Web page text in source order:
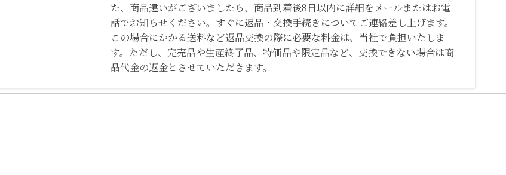
た、商品違いがございましたら、商品到着後8日以内に詳細をメールまたはお電
話でお知らせください。すぐに返品・交換手続きについてご連絡差し上げます。
この場合にかかる送料など返品交換の際に必要な料金は、当社で負担いたしま
す。ただし、完売品や生産終了品、特価品や限定品など、交換できない場合は商
品代金の返金とさせていただきます。